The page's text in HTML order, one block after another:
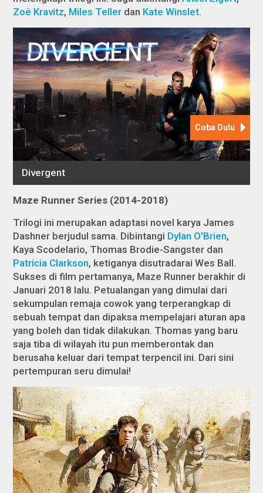
Zoë Kravitz, Miles Teller dan Kate Winslet.
Maze RunnerSeries (2014-2018)
Trilogi ini merupakan adaptasi novel karya James
Dashner berjudul sama. Dibintangi Dylan O'Brien,
Kaya Scodelario, Thomas Brodie-Sangster dan
Patricia Clarkson, ketiganya disutradarai Wes Ball.
Sukses di film pertamanya, Maze Runner berakhir di
Januari 2018 lalu. Petualangan yang dimulai dari
sekumpulan remaja cowok yang terperangkap di
sebuah tempat dan dipaksa mempelajari aturan apa
yang boleh dan tidak dilakukan. Thomas yang baru
saja tiba di wilayah itu pun memberontak dan
berusaha keluar dari tempat terpencil ini. Dari sini
pertempuran seru dimulai!